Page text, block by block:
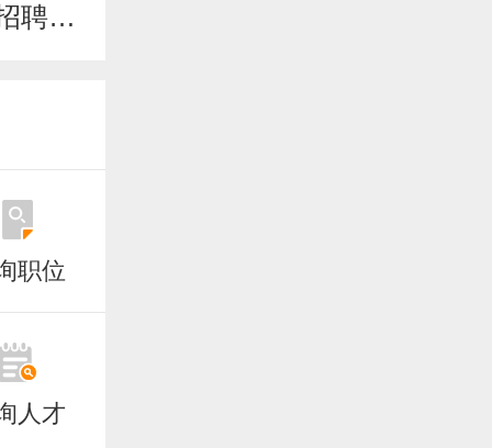
2025年普宁市部分医疗卫生事业单位招聘临时聘用制医务人员公告
职位
人才